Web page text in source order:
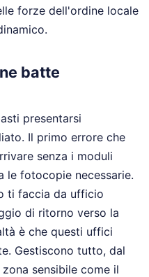
forze dell'ordine locale
batte
presentarsi
Il primo errore che
senza i moduli
le fotocopie necessarie.
ti faccia da ufficio
di ritorno verso la
è che questi uffici
Gestiscono tutto, dal
sensibile come il